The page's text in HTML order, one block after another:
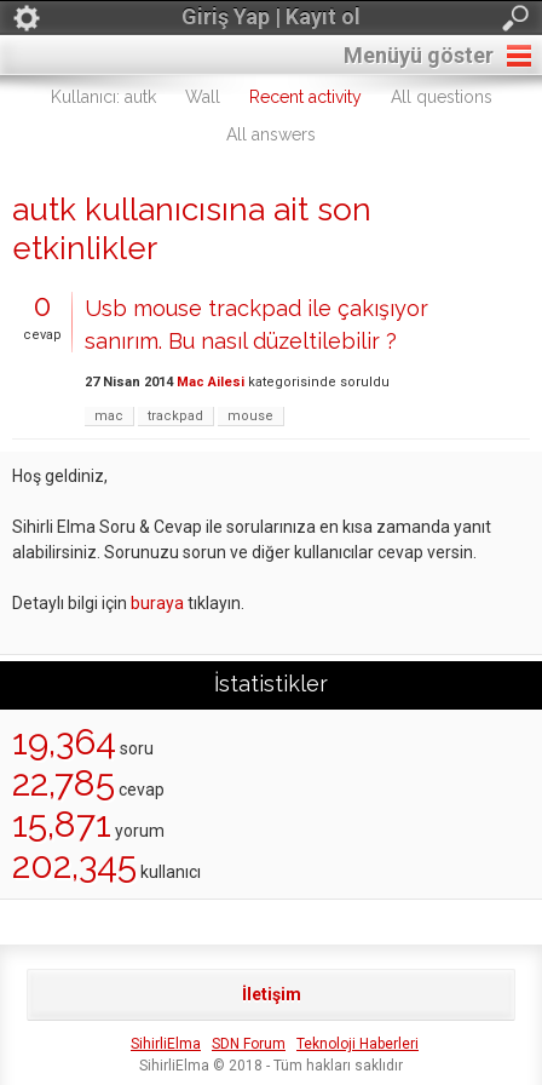
Giriş Yap | Kayıt ol
Menüyü göster
Kullanıcı: autk Wall Recent activity
All questions
All answers
autk kullanıcısına ait son
etkinlikler
0
cevap
Usb mouse trackpad ile çakışıyor
sanırım. Bu nasıl düzeltilebilir ?
27 Nisan 2014 Mac Ailesi kategorisinde soruldu
mac trackpad mouse
Hoş geldiniz,
Sihirli Elma Soru & Cevap ile sorularınıza en kısa zamanda yanıt
alabilirsiniz. Sorunuzu sorun ve diğer kullanıcılar cevap versin.
Detaylı bilgi için buraya tıklayın.
İstatistikler
19,364 soru
22,785 cevap
15,871 yorum
202,345 kullanıcı
İletişim
SihirliElma SDN Forum
Teknoloji Haberleri
SihirliElma © 2018 - Tüm hakları saklıdır